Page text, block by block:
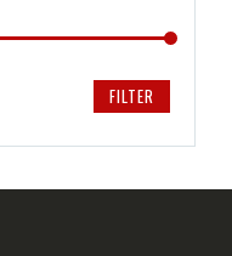
FILTER